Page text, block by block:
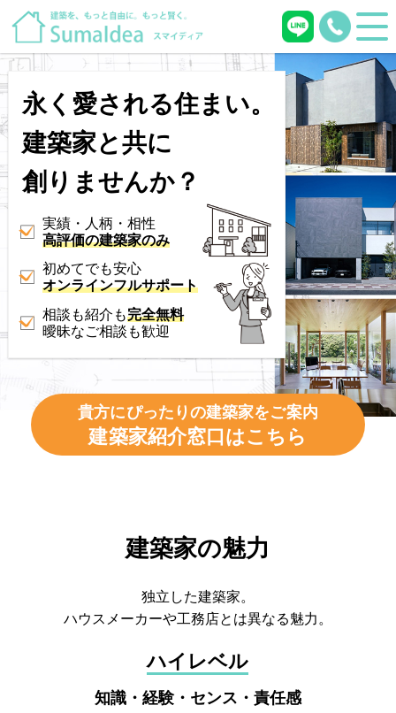
永く愛される住まい。
建築家と共に
創りませんか？
実績・人柄・相性
高評価の建築家のみ
初めてでも安心
オンラインフルサポート
相談も紹介も完全無料
曖昧なご相談も歓迎
貴方にぴったりの建築家をご案内
建築家紹介窓口はこちら
建築家の魅力
独立した建築家。
ハウスメーカーや工務店とは異なる魅力。
ハイレベル
知識・経験・センス・責任感